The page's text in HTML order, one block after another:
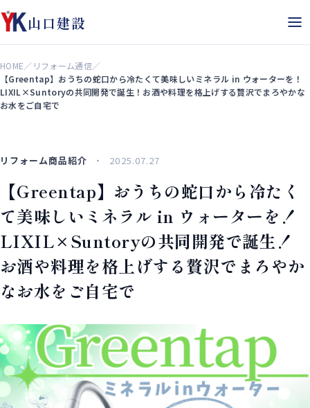
山口建設
HOME／ リフォーム通信／
【Greentap】おうちの蛇口から冷たくて美味しいミネラル in ウォーターを！
LIXIL×Suntoryの共同開発で誕生！お酒や料理を格上げする贅沢でまろやかな
お水をご自宅で
リフォーム商品紹介 2025.07.27
【Greentap】おうちの蛇口から冷たく
て美味しいミネラル in ウォーターを！
LIXIL×Suntoryの共同開発で誕生！
お酒や料理を格上げする贅沢でまろやか
なお水をご自宅で